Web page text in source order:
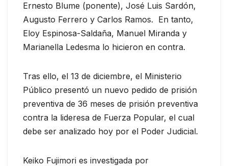
Ernesto Blume (ponente), José Luis Sardón,
Augusto Ferrero y Carlos Ramos. En tanto,
Eloy Espinosa-Saldaña, Manuel Miranda y
Marianella Ledesma lo hicieron en contra.
Tras ello, el 13 de diciembre, el Ministerio
Público presentó un nuevo pedido de prisión
preventiva de 36 meses de prisión preventiva
contra la lideresa de Fuerza Popular, el cual
debe ser analizado hoy por el Poder Judicial.
Keiko Fujimori es investigada por